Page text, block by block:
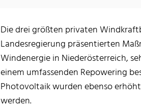
Die drei größten privaten
Landesregierung präsentierten
Windenergie in Niederösterreich,
einem umfassenden Repowering
Photovoltaik wurden ebenso
werden.